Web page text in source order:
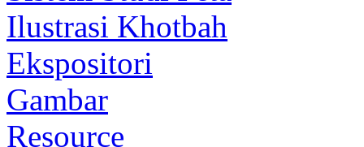
Ilustrasi Khotbah
Ekspositori
Gambar
Resource